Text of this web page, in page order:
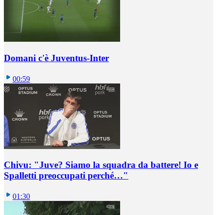
Domani c'è Juventus-Inter
00:59
Chivu: "Juve? Siamo la squadra da battere! Io e
Spalletti preoccupati perché…"
01:30